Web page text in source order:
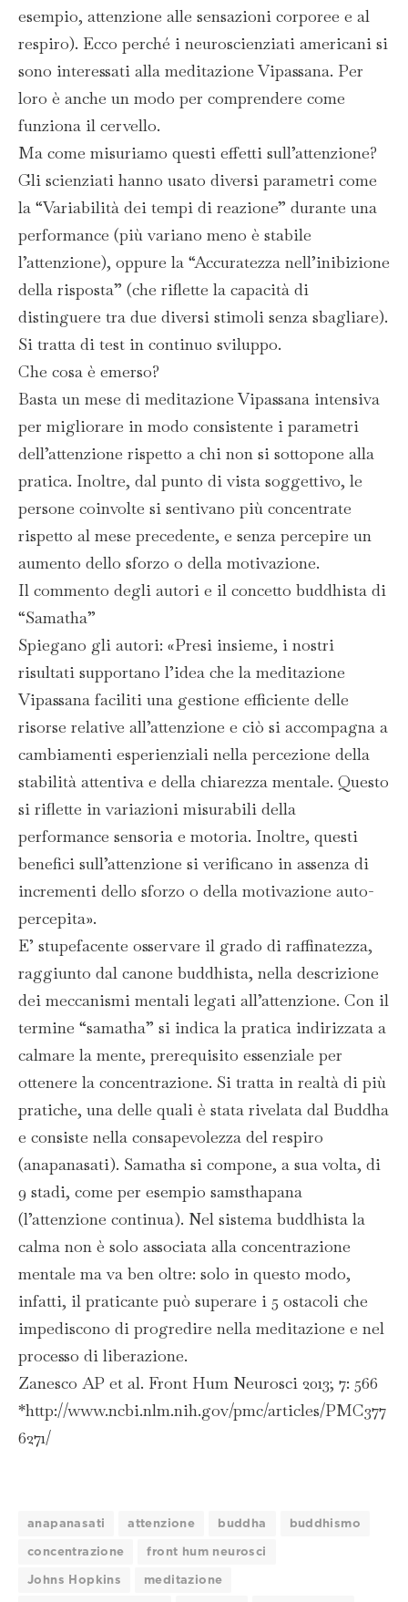
esempio, attenzione alle sensazioni corporee e al
respiro). Ecco perché i neuroscienziati americani si
sono interessati alla meditazione Vipassana. Per
loro è anche un modo per comprendere come
funziona il cervello.
Ma come misuriamo questi effetti sull’attenzione?
Gli scienziati hanno usato diversi parametri come
la “Variabilità dei tempi di reazione” durante una
performance (più variano meno è stabile
l’attenzione), oppure la “Accuratezza nell’inibizione
della risposta” (che riflette la capacità di
distinguere tra due diversi stimoli senza sbagliare).
Si tratta di test in continuo sviluppo.
Che cosa è emerso?
Basta un mese di meditazione Vipassana intensiva
per migliorare in modo consistente i parametri
dell’attenzione rispetto a chi non si sottopone alla
pratica. Inoltre, dal punto di vista soggettivo, le
persone coinvolte si sentivano più concentrate
rispetto al mese precedente, e senza percepire un
aumento dello sforzo o della motivazione.
Il commento degli autori e il concetto buddhista di
“Samatha”
Spiegano gli autori: «Presi insieme, i nostri
risultati supportano l’idea che la meditazione
Vipassana faciliti una gestione efficiente delle
risorse relative all’attenzione e ciò si accompagna a
cambiamenti esperienziali nella percezione della
stabilità attentiva e della chiarezza mentale. Questo
si riflette in variazioni misurabili della
performance sensoria e motoria. Inoltre, questi
benefici sull’attenzione si verificano in assenza di
incrementi dello sforzo o della motivazione auto-
percepita».
E’ stupefacente osservare il grado di raffinatezza,
raggiunto dal canone buddhista, nella descrizione
dei meccanismi mentali legati all’attenzione. Con il
termine “samatha” si indica la pratica indirizzata a
calmare la mente, prerequisito essenziale per
ottenere la concentrazione. Si tratta in realtà di più
pratiche, una delle quali è stata rivelata dal Buddha
e consiste nella consapevolezza del respiro
(anapanasati). Samatha si compone, a sua volta, di
9 stadi, come per esempio samsthapana
(l’attenzione continua). Nel sistema buddhista la
calma non è solo associata alla concentrazione
mentale ma va ben oltre: solo in questo modo,
infatti, il praticante può superare i 5 ostacoli che
impediscono di progredire nella meditazione e nel
processo di liberazione.
Zanesco AP et al. Front Hum Neurosci 2013; 7: 566
*http://www.ncbi.nlm.nih.gov/pmc/articles/PMC377
6271/
anapanasati attenzione buddha buddhismo
concentrazione front hum neurosci
Johns Hopkins meditazione